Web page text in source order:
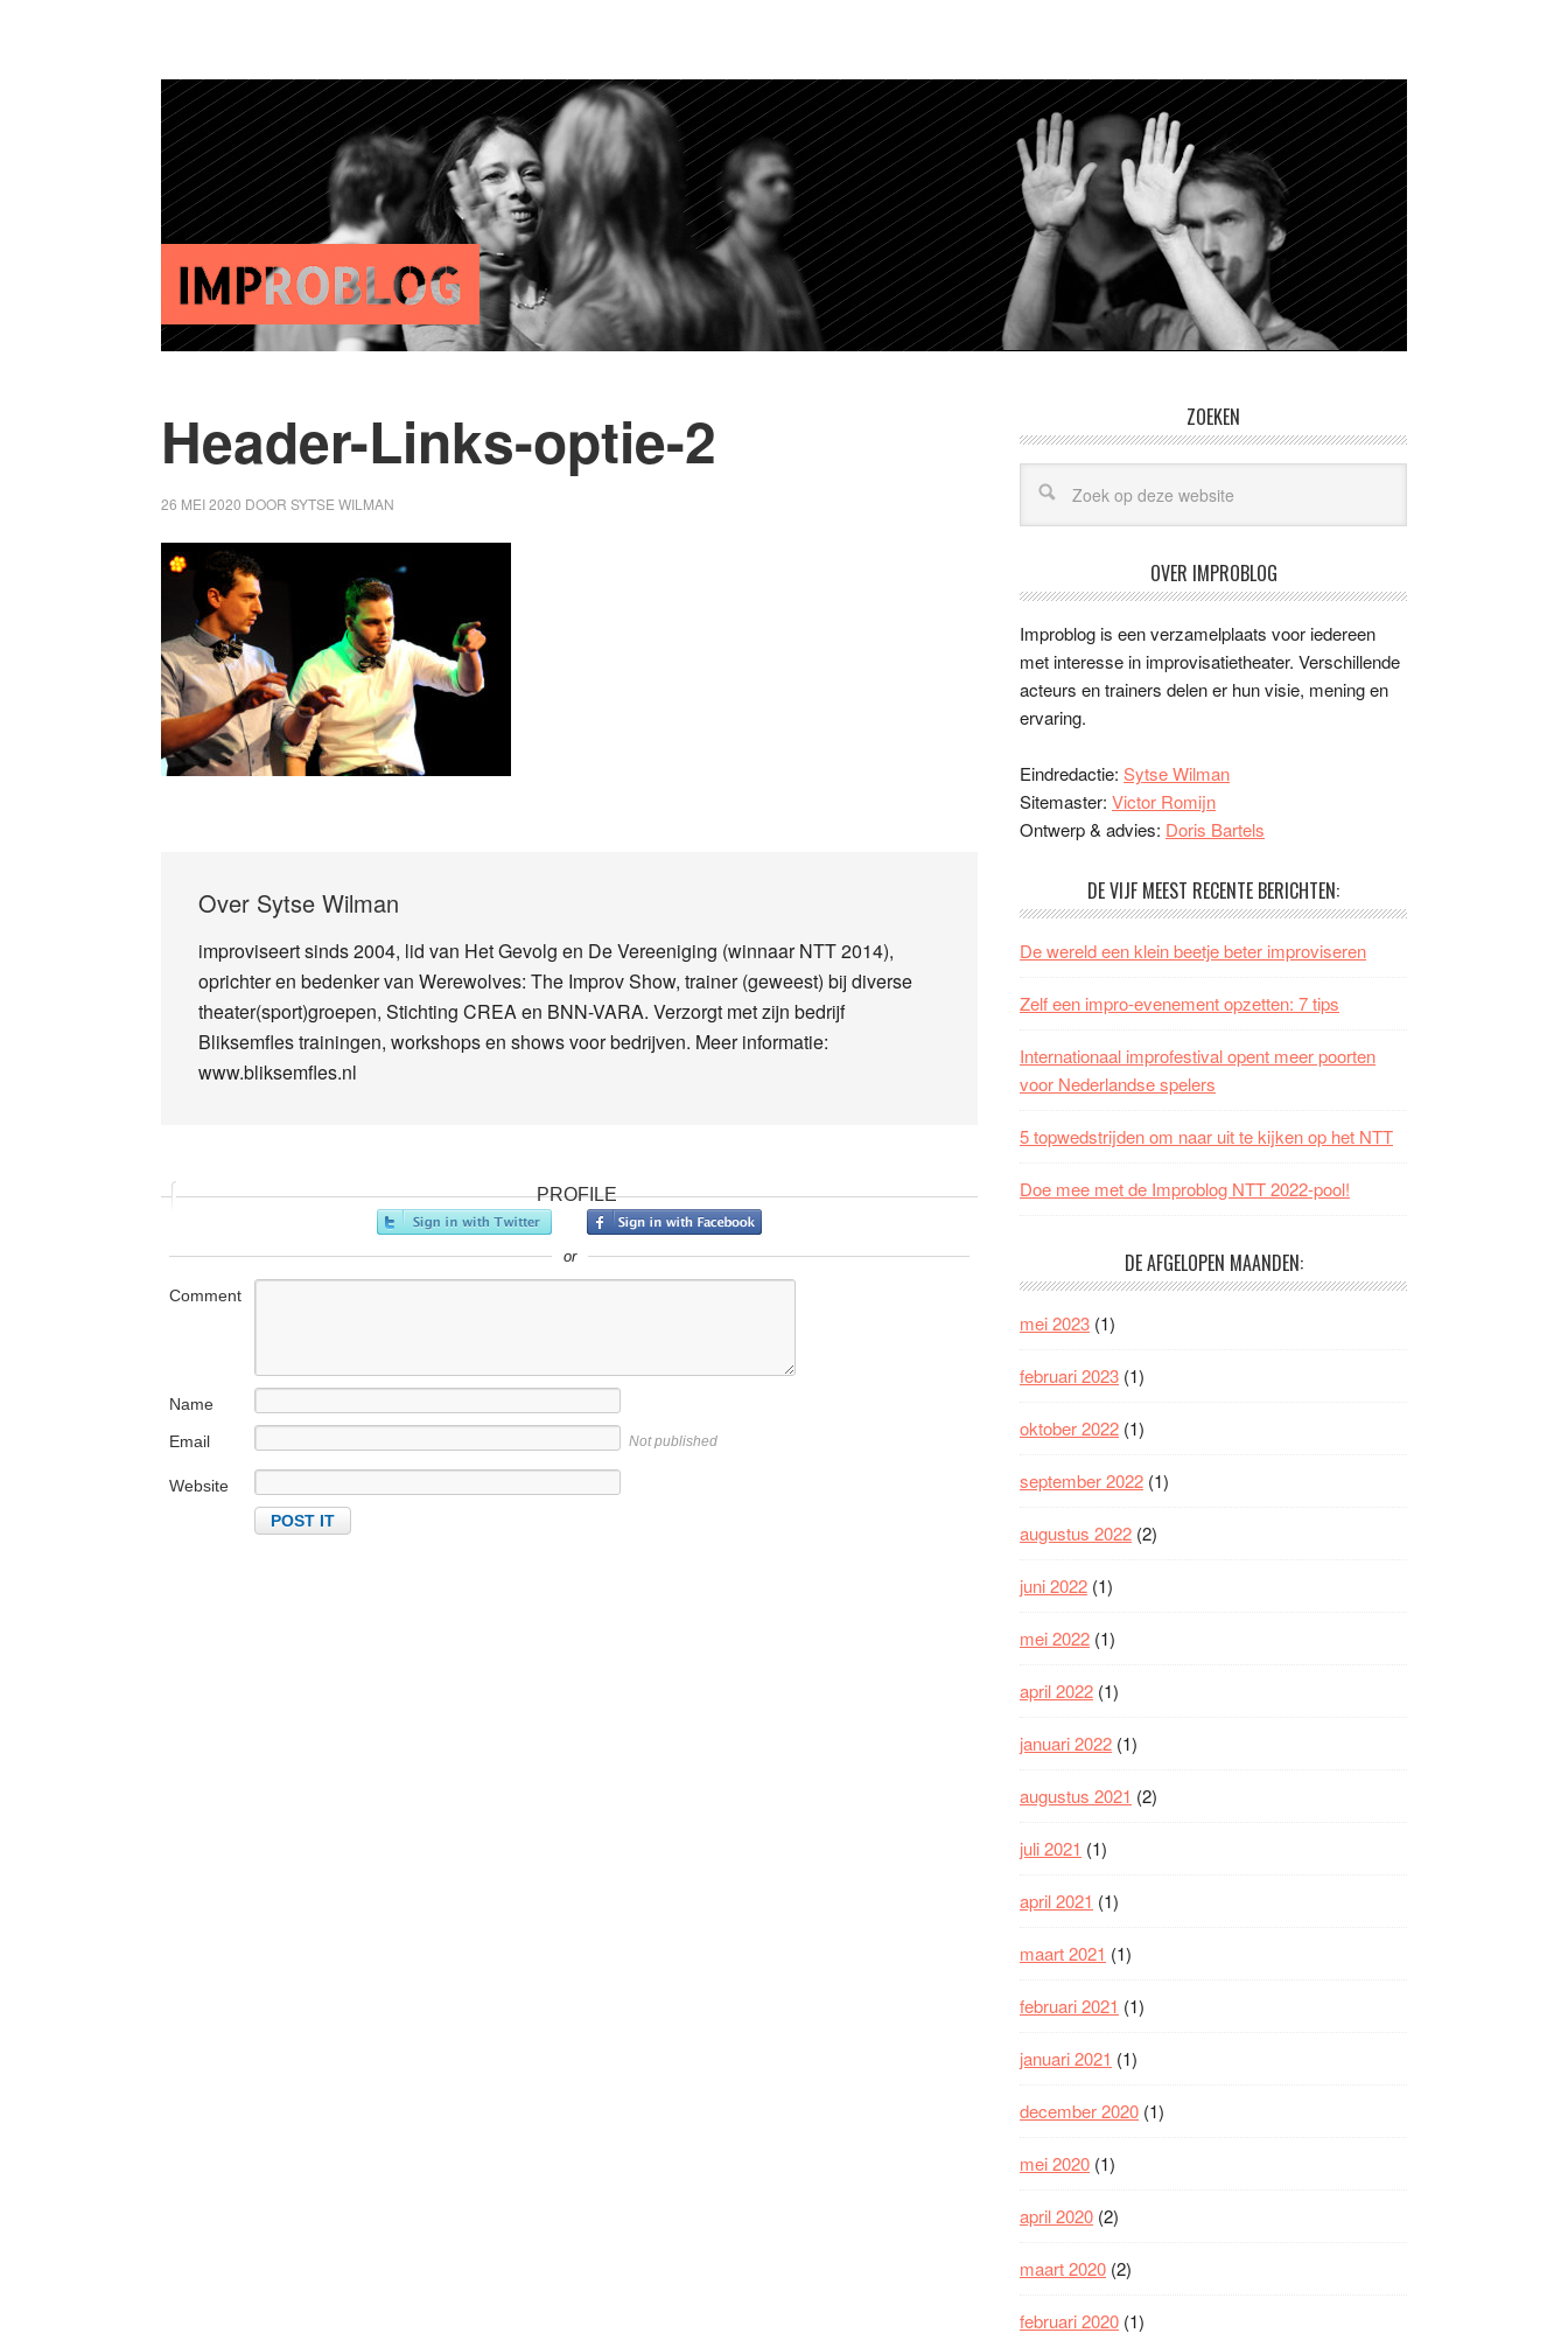
Header-Links-optie-2
26 MEI 2020 DOOR SYTSE WILMAN
Over Sytse Wilman
improviseert sinds 2004, lid van Het Gevolg en De Vereeniging (winnaar NTT 2014),
oprichter en bedenker van Werewolves: The Improv Show, trainer (geweest) bij diverse
theater(sport)groepen, Stichting CREA en BNN-VARA. Verzorgt met zijn bedrijf
Bliksemfles trainingen, workshops en shows voor bedrijven. Meer informatie:
www.bliksemfles.nl
PROFILE
or
Comment
Name
Email
Not published
Website
ZOEKEN
OVER IMPROBLOG
Improblog is een verzamelplaats voor iedereen
met interesse in improvisatietheater. Verschillende
acteurs en trainers delen er hun visie, mening en
ervaring.
Eindredactie: Sytse Wilman
Sitemaster: Victor Romijn
Ontwerp & advies: Doris Bartels
DE VIJF MEEST RECENTE BERICHTEN:
De wereld een klein beetje beter improviseren
Zelf een impro-evenement opzetten: 7 tips
Internationaal improfestival opent meer poorten
voor Nederlandse spelers
5 topwedstrijden om naar uit te kijken op het NTT
Doe mee met de Improblog NTT 2022-pool!
DE AFGELOPEN MAANDEN:
mei 2023 (1)
februari 2023 (1)
oktober 2022 (1)
september 2022 (1)
augustus 2022 (2)
juni 2022 (1)
mei 2022 (1)
april 2022 (1)
januari 2022 (1)
augustus 2021 (2)
juli 2021 (1)
april 2021 (1)
maart 2021 (1)
februari 2021 (1)
januari 2021 (1)
december 2020 (1)
mei 2020 (1)
april 2020 (2)
maart 2020 (2)
februari 2020 (1)